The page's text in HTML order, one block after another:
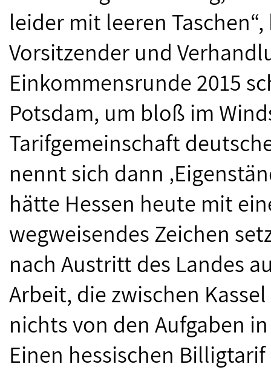
leider mit leeren
Vorsitzender und
Einkommensrunde 2015
Potsdam, um bloß im
Tarifgemeinschaft
nennt sich dann
hätte Hessen heute mit
wegweisendes Zeichen
nach Austritt des Landes
Arbeit, die zwischen
nichts von den Aufgaben
Einen hessischen